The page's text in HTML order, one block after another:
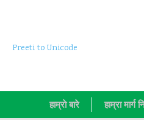
Preeti to Unicode
हाम्राे बारे हाम्रा मार्ग